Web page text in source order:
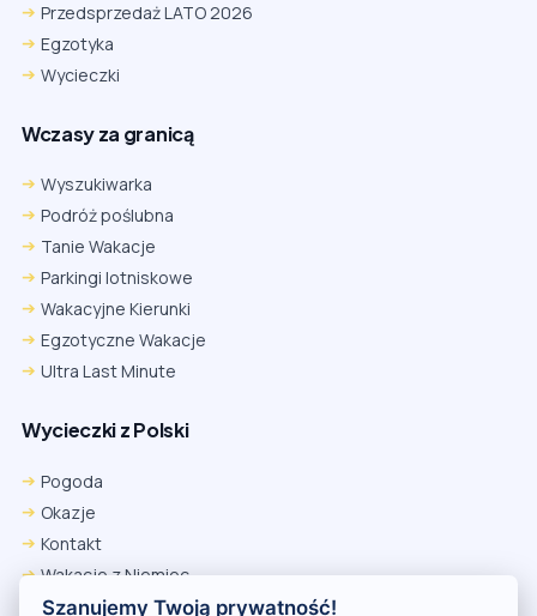
Przedsprzedaż LATO 2026
Egzotyka
Wycieczki
Wczasy za granicą
Wyszukiwarka
Podróż poślubna
Tanie Wakacje
Parkingi lotniskowe
Wakacyjne Kierunki
Egzotyczne Wakacje
Ultra Last Minute
Wycieczki z Polski
Pogoda
Okazje
Kontakt
Wakacje z Niemiec
Polityka Prywatności
Firefox
Ustawienia → Prywatność i bezpieczeństwo → Pliki cookie innych
firm → ustaw „Zezwalaj”.
Na czas rezerwacji nie blokuj cookies i śledzenia dla tej witryny.
Szanujemy Twoją prywatność!